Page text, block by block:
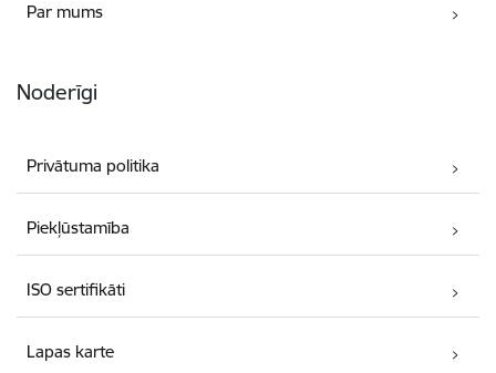
Par mums
Noderīgi
Privātuma politika
Piekļūstamība
ISO sertifikāti
Lapas karte